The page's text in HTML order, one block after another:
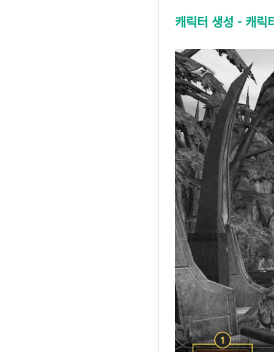
캐릭터 생성 - 캐릭